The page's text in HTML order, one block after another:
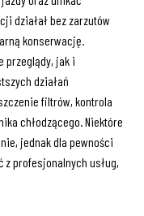
działał bez zarzutów
konserwację.
przeglądy, jak i
działań
filtrów, kontrola
chłodzącego. Niektóre
jednak dla pewności
z profesjonalnych usług,